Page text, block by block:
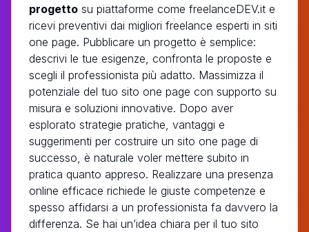
progetto su piattaforme come freelanceDEV.it e
ricevi preventivi dai migliori freelance esperti in siti
one page. Pubblicare un progetto è semplice:
descrivi le tue esigenze, confronta le proposte e
scegli il professionista più adatto. Massimizza il
potenziale del tuo sito one page con supporto su
misura e soluzioni innovative. Dopo aver
esplorato strategie pratiche, vantaggi e
suggerimenti per costruire un sito one page di
successo, è naturale voler mettere subito in
pratica quanto appreso. Realizzare una presenza
online efficace richiede le giuste competenze e
spesso affidarsi a un professionista fa davvero la
differenza. Se hai un’idea chiara per il tuo sito